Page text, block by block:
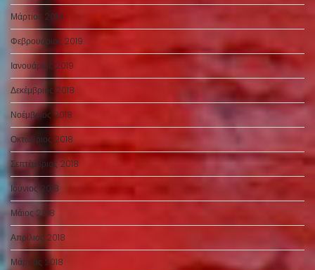
Μάρτιος 2019
Φεβρουάριος 2019
Ιανουάριος 2019
Δεκέμβριος 2018
Νοέμβριος 2018
Οκτώβριος 2018
Σεπτέμβριος 2018
Ιούνιος 2018
Μάιος 2018
Απρίλιος 2018
Μάρτιος 2018